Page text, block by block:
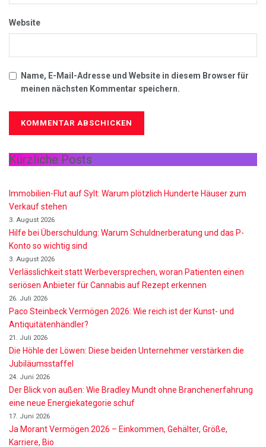
Website
Name, E-Mail-Adresse und Website in diesem Browser für
meinen nächsten Kommentar speichern.
Kürzliche Posts
Immobilien-Flut auf Sylt: Warum plötzlich Hunderte Häuser zum
Verkauf stehen
3. August 2026
Hilfe bei Überschuldung: Warum Schuldnerberatung und das P-
Konto so wichtig sind
3. August 2026
Verlässlichkeit statt Werbeversprechen, woran Patienten einen
seriösen Anbieter für Cannabis auf Rezept erkennen
26. Juli 2026
Paco Steinbeck Vermögen 2026: Wie reich ist der Kunst- und
Antiquitätenhändler?
21. Juli 2026
Die Höhle der Löwen: Diese beiden Unternehmer verstärken die
Jubiläumsstaffel
24. Juni 2026
Der Blick von außen: Wie Bradley Mundt ohne Branchenerfahrung
eine neue Energiekategorie schuf
17. Juni 2026
Ja Morant Vermögen 2026 – Einkommen, Gehälter, Größe,
Karriere, Bio